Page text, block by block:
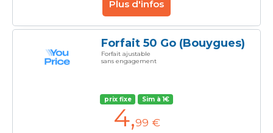
Plus d'infos
Forfait 50 Go (Bouygues)
Forfait ajustable
sans engagement
prix fixe Sim à 1€
4,99 €